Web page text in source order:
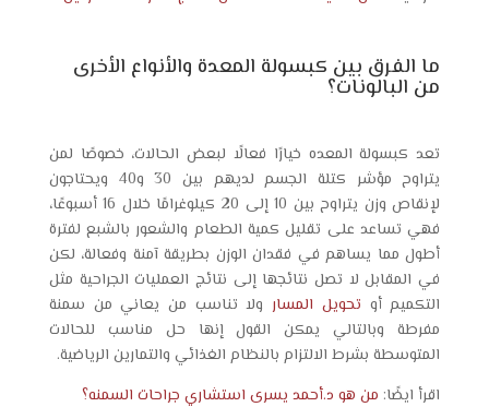
ما الفرق بين كبسولة المعدة والأنواع الأخرى
من البالونات؟
تعد كبسولة المعده خيارًا فعالًا لبعض الحالات، خصوصًا لمن
يتراوح مؤشر كتلة الجسم لديهم بين 30 و40 ويحتاجون
لإنقاص وزن يتراوح بين 10 إلى 20 كيلوغرامًا خلال 16 أسبوعًا،
فهي تساعد على تقليل كمية الطعام والشعور بالشبع لفترة
أطول مما يساهم في فقدان الوزن بطريقة آمنة وفعالة، لكن
في المقابل لا تصل نتائجها إلى نتائج العمليات الجراحية مثل
التكميم أو تحويل المسارولا تناسب من يعاني من سمنة
مفرطة وبالتالي يمكن القول إنها حل مناسب للحالات
المتوسطة بشرط الالتزام بالنظام الغذائي والتمارين الرياضية.
اقرأ ايضًا: من هو د.أحمد يسرى استشاري جراحات السمنه؟